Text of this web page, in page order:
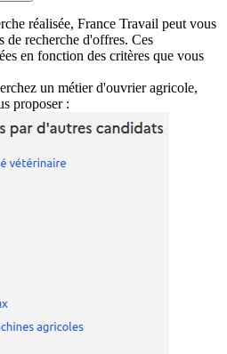
réalisée, France Travail peut vous
de recherche d'offres. Ces
en fonction des critères que vous
un métier d'ouvrier agricole,
proposer :